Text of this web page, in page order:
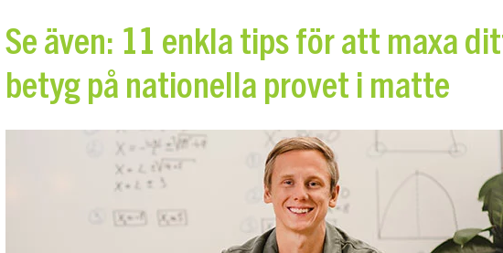
Se även: 11 enkla tips för att maxa
betyg på nationella provet i matte